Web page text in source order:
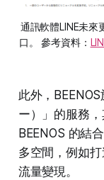
通訊軟體LINE未來
口。 參考資料：
此外，
ー）」的服務
BEENOS 的結
多空間，例如
流量變現。